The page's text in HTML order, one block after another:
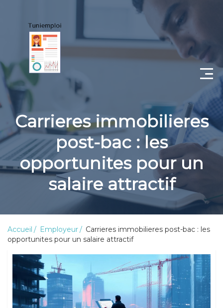
CV
Lettre de motivation
Portfolio
Candidat
Conseils
Carrieres immobilieres
post-bac : les
opportunites pour un
salaire attractif
Accueil Employeur
Carrieres immobilieres post-bac : les
opportunites pour un salaire attractif